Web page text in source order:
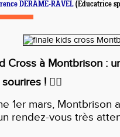
DERAME-RAVEL (Educatrice
Cross à Montbrison :
! 🏃‍♂️
1er mars, Montbrison
rendez-vous très